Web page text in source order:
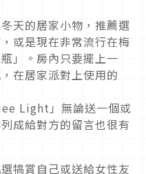
天的居家小物，推薦選
或是現在非常流行在梅
」。房內只要擺上一
在居家派對上使用的
Light」無論送一個或
成給對方的留言也很有
犒賞自己或送給女性友